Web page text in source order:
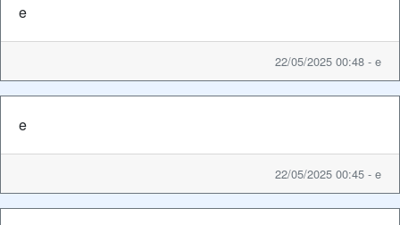
e
22/05/2025 00:48 - e
e
22/05/2025 00:45 - e